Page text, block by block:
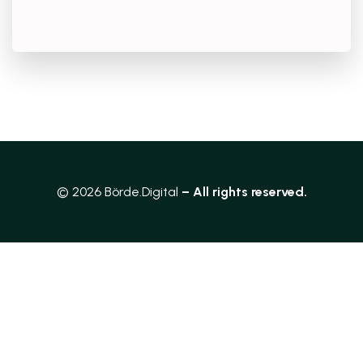
© 2026 Börde.Digital – All rights reserved.